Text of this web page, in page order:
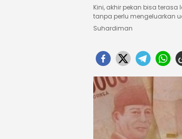
Kini, akhir pekan bisa
tanpa perlu mengeluarkan
Suhardiman